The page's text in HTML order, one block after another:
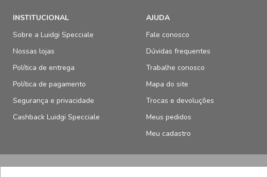
INSTITUCIONAL
Sobre a Luidgi Specciale
Nossas lojas
Política de entrega
Política de pagamento
Segurança e privacidade
Cashback Luidgi Specciale
AJUDA
Fale conosco
Dúvidas frequentes
Trabalhe conosco
Mapa do site
Trocas e devoluções
Meus pedidos
Meu cadastro